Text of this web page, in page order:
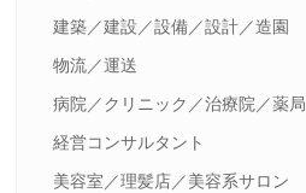
建築／建設／設備／設計／造園
物流／運送
病院／クリニック／治療院／薬局
経営コンサルタント
美容室／理髪店／美容系サロン